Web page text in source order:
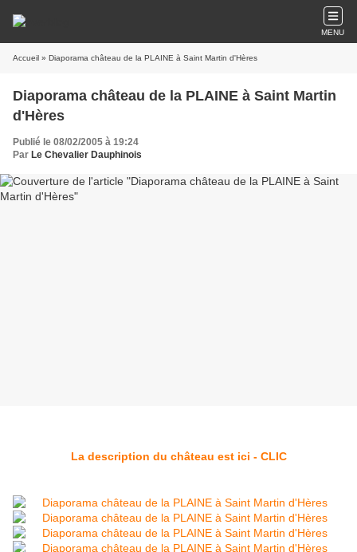
MENU
Accueil » Diaporama château de la PLAINE à Saint Martin d'Hères
Diaporama château de la PLAINE à Saint Martin
d'Hères
Publié le 08/02/2005 à 19:24
Par Le Chevalier Dauphinois
La description du château est ici - CLIC